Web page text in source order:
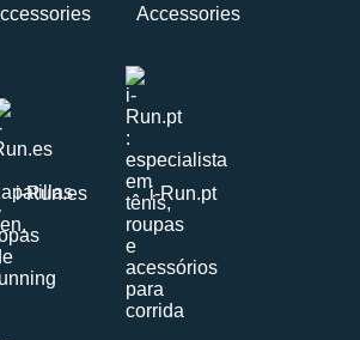
i-Run.es i-Run.pt